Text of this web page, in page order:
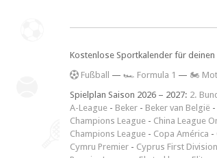
Kostenlose Sportkalender für
Fußball — 🏎️ Formula 1 — 🏍
Spielplan Saison 2026 – 2027: 2.
A-League - Beker - Beker van België -
Champions League - China League
Champions League - Copa América -
Cymru Premier - Cyprus First Division